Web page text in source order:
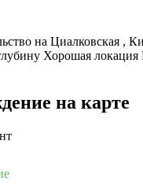
на Циалковская ,
Хорошая локация
на карте